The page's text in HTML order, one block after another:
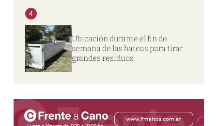
4
Ubicación durante el fin de
semana de las bateas para tirar
grandes residuos